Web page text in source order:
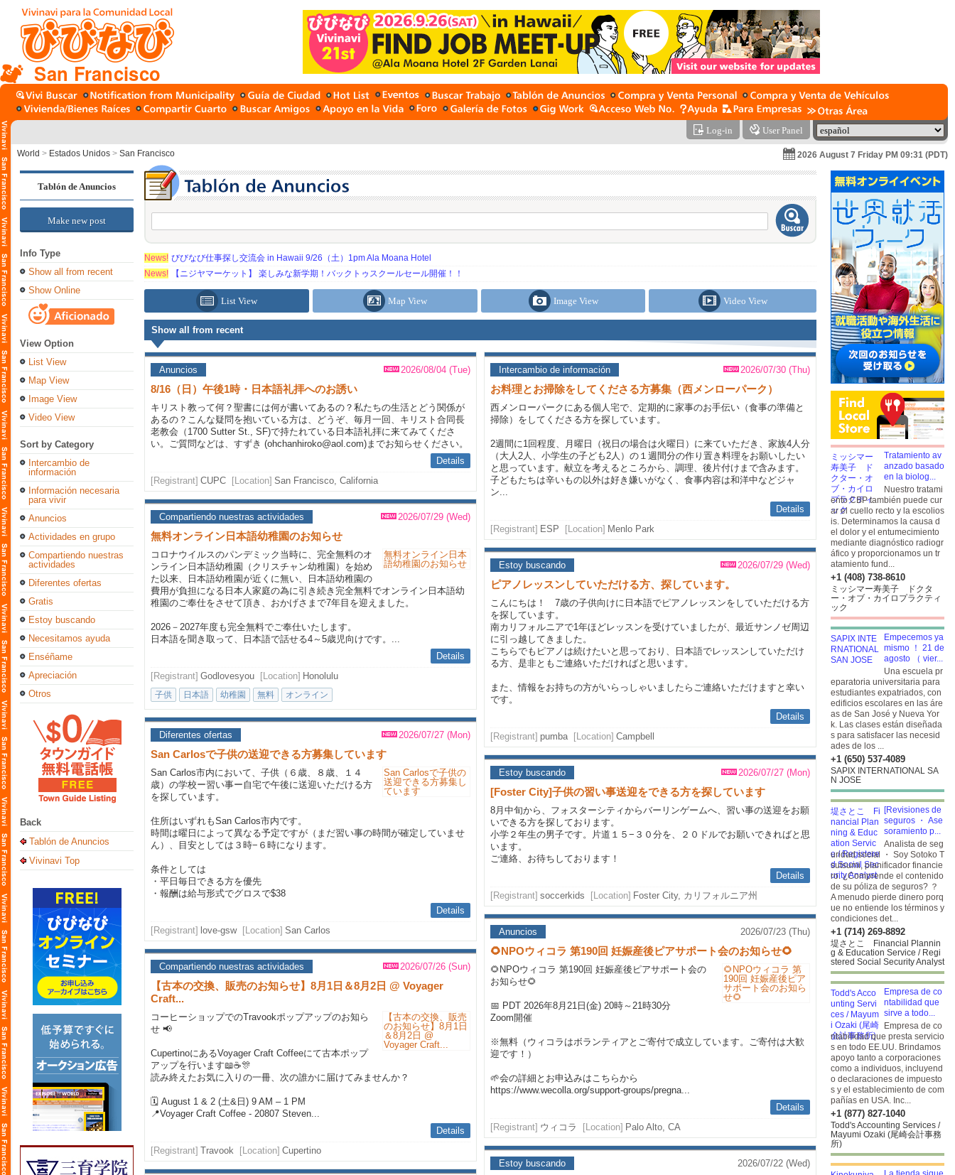
San Francisco
Log-in User Panel
World > Estados Unidos > San Francisco 2026 August 7 Friday PM 09:31 (PDT)
Tablón de Anuncios
Make new post
Info Type
Show all from recent
Show Online
View Option
List View
Map View
Image View
Video View
Sort by Category
Intercambio de
información
Información necesaria
para vivir
Anuncios
Actividades en grupo
Compartiendo nuestras
actividades
Diferentes ofertas
Gratis
Estoy buscando
Necesitamos ayuda
Enséñame
Apreciación
Otros
Back
Tablón de Anuncios
Vivinavi Top
News! びびなび仕事探し交流会 in Hawaii 9/26（土）1pm Ala Moana Hotel
News!
【ニジヤマーケット】 楽しみな新学期！バックトゥスクールセール開催！！
List View Map View Image View Video View
Show all from recent
Anuncios 2026/08/04 (Tue)
8/16（日）午後1時・日本語礼拝へのお誘い
キリスト教って何？聖書には何が書いてあるの？私たちの生活とどう関係が
あるの？こんな疑問を抱いている方は、どうぞ、毎月一回、キリスト合同長
老教会（1700 Sutter St., SF)で持たれている日本語礼拝に来てみてくださ
い。ご質問などは、すずき (ohchanhiroko@aol.com)までお知らせください。
Details
[Registrant] CUPC [Location] San Francisco, California
Compartiendo nuestras actividades 2026/07/29 (Wed)
無料オンライン日本語幼稚園のお知らせ
コロナウイルスのパンデミック当時に、完全無料のオ
ンライン日本語幼稚園（クリスチャン幼稚園）を始め
た以来、日本語幼稚園が近くに無い、日本語幼稚園の
費用が負担になる日本人家庭の為に引き続き完全無料でオンライン日本語幼
稚園のご奉仕をさせて頂き、おかげさまで7年目を迎えました。
2026－2027年度も完全無料でご奉仕いたします。
日本語を聞き取って、日本語で話せる4～5歳児向けです。...
Details
[Registrant] Godlovesyou [Location] Honolulu
子供 日本語 幼稚園 無料 オンライン
Diferentes ofertas 2026/07/27 (Mon)
San Carlosで子供の送迎できる方募集しています
San Carlos市内において、子供（６歳、８歳、１４
歳）の学校ー習い事ー自宅で午後に送迎いただける方
を探しています。
住所はいずれもSan Carlos市内です。
時間は曜日によって異なる予定ですが（まだ習い事の時間が確定していませ
ん）、目安としては３時−６時になります。
条件としては
・平日毎日できる方を優先
・報酬は給与形式でグロスで$38
Details
[Registrant] love-gsw [Location] San Carlos
Compartiendo nuestras actividades 2026/07/26 (Sun)
【古本の交換、販売のお知らせ】8月1日＆8月2日 @ Voyager
Craft...
コーヒーショップでのTravookポップアップのお知ら
せ 📢
CupertinoにあるVoyager Craft Coffeeにて古本ポップ
アップを行います📖☕🎊
読み終えたお気に入りの一冊、次の誰かに届けてみませんか？
🗓 August 1 & 2 (土&日) 9 AM – 1 PM
📍Voyager Craft Coffee - 20807 Steven...
Details
[Registrant] Travook [Location] Cupertino
Intercambio de información 2026/07/30 (Thu)
お料理とお掃除をしてくださる方募集（西メンローパーク）
西メンローパークにある個人宅で、定期的に家事のお手伝い（食事の準備と
掃除）をしてくださる方を探しています。
2週間に1回程度、月曜日（祝日の場合は火曜日）に来ていただき、家族4人分
（大人2人、小学生の子ども2人）の１週間分の作り置き料理をお願いしたい
と思っています。献立を考えるところから、調理、後片付けまで含みます。
子どもたちは辛いもの以外は好き嫌いがなく、食事内容は和洋中などジャ
ン...
Details
[Registrant] ESP [Location] Menlo Park
Estoy buscando 2026/07/29 (Wed)
ピアノレッスンしていただける方、探しています。
こんにちは！ 7歳の子供向けに日本語でピアノレッスンをしていただける方
を探しています。
南カリフォルニアで1年ほどレッスンを受けていましたが、最近サンノゼ周辺
に引っ越してきました。
こちらでもピアノは続けたいと思っており、日本語でレッスンしていただけ
る方、是非ともご連絡いただければと思います。
また、情報をお持ちの方がいらっしゃいましたらご連絡いただけますと幸い
です。
Details
[Registrant] pumba [Location] Campbell
Estoy buscando 2026/07/27 (Mon)
[Foster City]子供の習い事送迎をできる方を探しています
8月中旬から、フォスターシティからバーリンゲームへ、習い事の送迎をお願
いできる方を探しております。
小学２年生の男子です。片道１５−３０分を、２０ドルでお願いできればと思
います。
ご連絡、お待ちしております！
Details
[Registrant] soccerkids [Location] Foster City, カリフォルニア州
Anuncios 2026/07/23 (Thu)
🌻NPOウィコラ 第190回 妊娠産後ピアサポート会のお知らせ🌻
🌻NPOウィコラ 第190回 妊娠産後ピアサポート会の
お知らせ🌻
📅 PDT 2026年8月21日(金) 20時～21時30分
Zoom開催
※無料（ウィコラはボランティアとご寄付で成立しています。ご寄付は大歓
迎です！）
🌱会の詳細とお申込みはこちらから
https://www.wecolla.org/support-groups/pregna...
Details
[Registrant] ウィコラ [Location] Palo Alto, CA
Estoy buscando 2026/07/22 (Wed)
Tratamiento av
anzado basado
en la biolog...
Nuestro tratami
ento CBP también puede cur
ar el cuello recto y la escolios
is. Determinamos la causa d
el dolor y el entumecimiento
mediante diagnóstico radiogr
áfico y proporcionamos un tr
atamiento fund...
+1 (408) 738-8610
ミッシマー寿美子 ドクタ
ー・オブ・カイロプラクティ
ック
Empecemos ya
mismo ！ 21 de
agosto （ vier...
Una escuela pr
eparatoria universitaria para
estudiantes expatriados, con
edificios escolares en las áre
as de San José y Nueva Yor
k. Las clases están diseñada
s para satisfacer las necesid
ades de los ...
+1 (650) 537-4089
SAPIX INTERNATIONAL SA
N JOSE
[Revisiones de
seguros ・ Ase
soramiento p...
Analista de seg
uridad social ・ Soy Sotoko T
sutsumi, planificador financie
ro. ¿Comprende el contenido
de su póliza de seguros? ？
A menudo pierde dinero porq
ue no entiende los términos y
condiciones det...
+1 (714) 269-8892
堤さとこ Financial Plannin
g & Education Service / Regi
stered Social Security Analyst
Empresa de co
ntabilidad que
sirve a todo...
Empresa de co
ntabilidad que presta servicio
s en todo EE.UU. Brindamos
apoyo tanto a corporaciones
como a individuos, incluyend
o declaraciones de impuesto
s y el establecimiento de com
pañías en USA. Inc...
+1 (877) 827-1040
Todd's Accounting Services /
Mayumi Ozaki (尾崎会計事務
所)